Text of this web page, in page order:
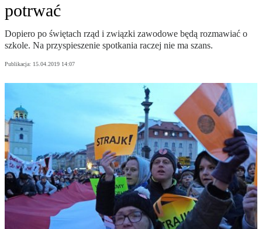
potrwać
Dopiero po świętach rząd i związki zawodowe będą rozmawiać o
szkole. Na przyspieszenie spotkania raczej nie ma szans.
Publikacja: 15.04.2019 14:07